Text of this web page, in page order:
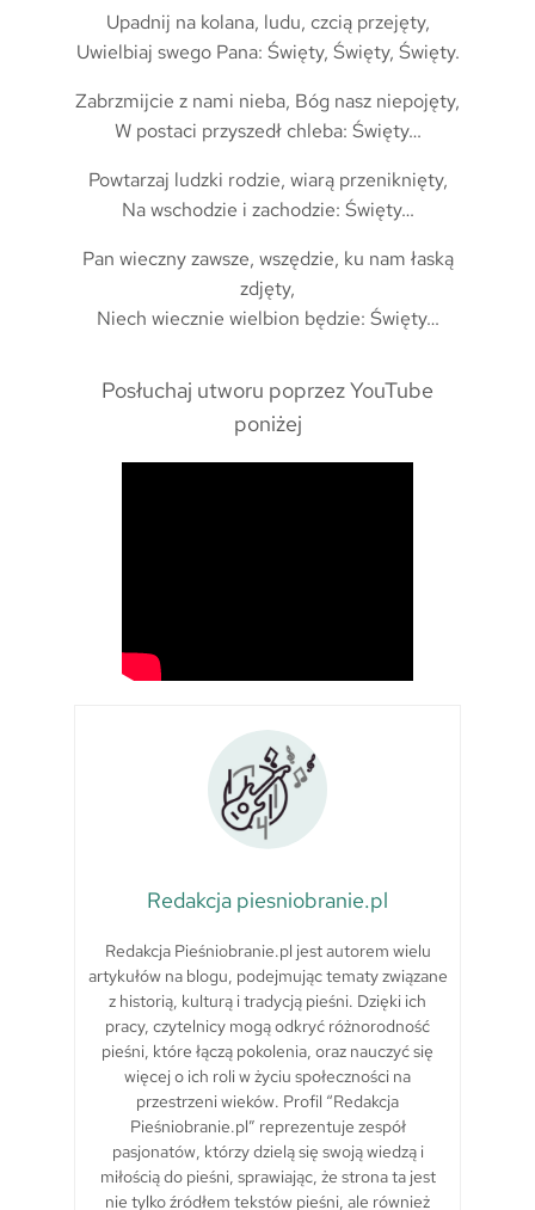
Upadnij na kolana, ludu, czcią przejęty,
Uwielbiaj swego Pana: Święty, Święty, Święty.
Zabrzmijcie z nami nieba, Bóg nasz niepojęty,
W postaci przyszedł chleba: Święty…
Powtarzaj ludzki rodzie, wiarą przeniknięty,
Na wschodzie i zachodzie: Święty…
Pan wieczny zawsze, wszędzie, ku nam łaską
zdjęty,
Niech wiecznie wielbion będzie: Święty…
Posłuchaj utworu poprzez YouTube
poniżej
Redakcja piesniobranie.pl
Redakcja Pieśniobranie.pl jest autorem wielu
artykułów na blogu, podejmując tematy związane
z historią, kulturą i tradycją pieśni. Dzięki ich
pracy, czytelnicy mogą odkryć różnorodność
pieśni, które łączą pokolenia, oraz nauczyć się
więcej o ich roli w życiu społeczności na
przestrzeni wieków. Profil “Redakcja
Pieśniobranie.pl” reprezentuje zespół
pasjonatów, którzy dzielą się swoją wiedzą i
miłością do pieśni, sprawiając, że strona ta jest
nie tylko źródłem tekstów pieśni, ale również